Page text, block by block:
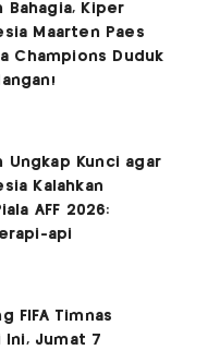
Bahagia, Kiper
Maarten Paes
Champions Duduk
Ungkap Kunci agar
Kalahkan
AFF 2026:
api
FIFA Timnas
Ini, Jumat 7